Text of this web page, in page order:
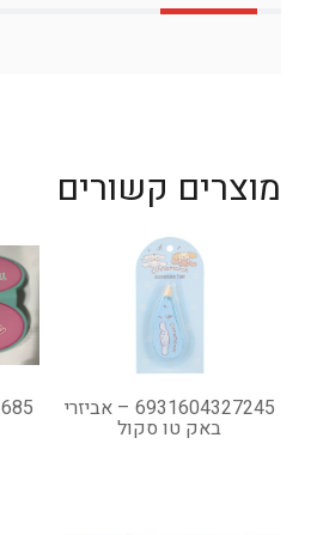
קוסמטיקה
מוצרים קשורים
6931604327245 – אביזרי
באק טו סקול